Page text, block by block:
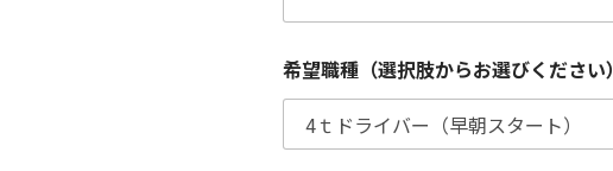
希望職種（選択肢からお選びください）